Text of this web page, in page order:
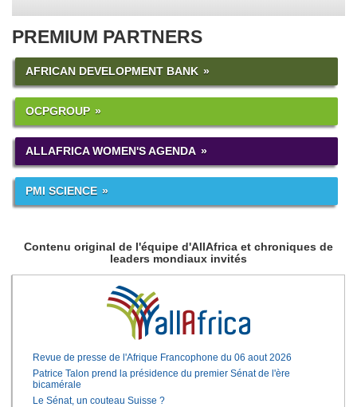
PREMIUM PARTNERS
AFRICAN DEVELOPMENT BANK
OCPGROUP
ALLAFRICA WOMEN'S AGENDA
PMI SCIENCE
Contenu original de l'équipe d'AllAfrica et chroniques de
leaders mondiaux invités
Revue de presse de l'Afrique Francophone du 06 aout 2026
Patrice Talon prend la présidence du premier Sénat de l'ère
bicamérale
Le Sénat, un couteau Suisse ?